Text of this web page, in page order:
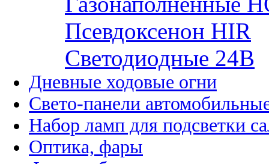
Псевдоксенон HIR
Cветодиодные 24B
Дневные ходовые огни
Свето-панели
Набор ламп для подсветки
Оптика, фары